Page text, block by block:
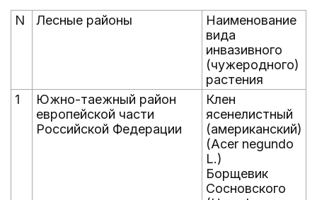
N
Лесные районы
Наименование
вида
инвазивного
(чужеродного)
растения
1
Южно-таежный район
европейской части
Российской Федерации
Клен
ясенелистный
(американский)
(Acer negundo
L.)
Борщевик
Сосновского